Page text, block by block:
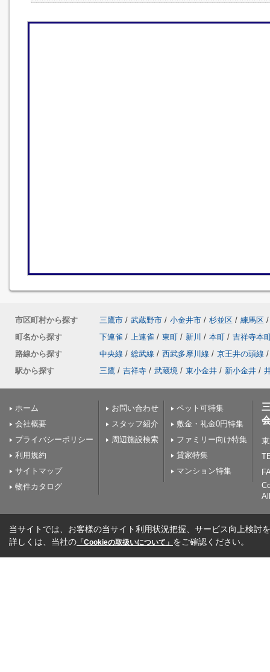
市区町村から探す 三鷹市 / 武蔵野市 / 小金井市 / 杉並区 / 練馬区 /
町名から探す
下連雀 / 上連雀 / 東町 / 新川 / 本町 / 吉祥寺本
路線から探す
中央線 / 総武線 / 西武多摩川線 / 京王井の頭線 /
駅から探す
三鷹 / 吉祥寺 / 武蔵境 / 東小金井 / 新小金井 /
ホーム
会社概要
プライバシーポリシー
利用規約
サイトマップ
物件カタログ
お問い合わせ
スタッフ紹介
周辺施設検索
ペット可特集
敷金・礼金0円特集
ファミリー向け特集
貸家特集
マンション特集
当サイトでは、お客様の当サイト利用状況把握、サービス向上検討
詳しくは、当社の 「Cookieの取扱いについて」 をご確認ください。